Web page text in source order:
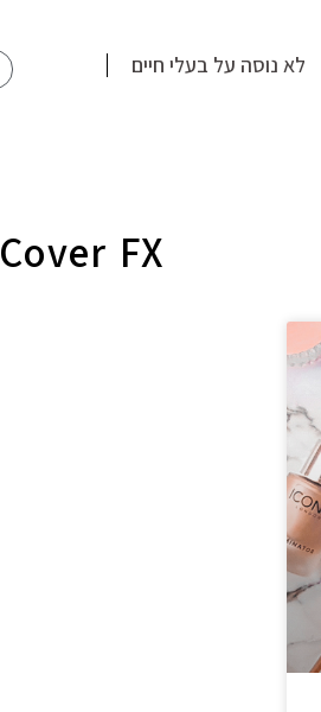
לא נוסה על בעלי חיים
Cover FX